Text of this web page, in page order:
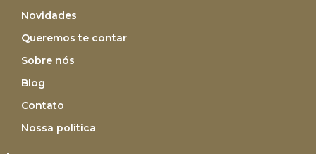
Novidades
Queremos te contar
Sobre nós
Blog
Contato
Nossa política